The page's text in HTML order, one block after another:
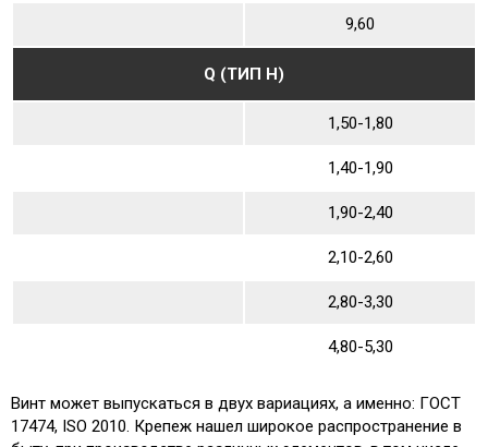
9,60
Q (ТИП Н)
1,50-1,80
1,40-1,90
1,90-2,40
2,10-2,60
2,80-3,30
4,80-5,30
Винт может выпускаться в двух вариациях, а именно: ГОСТ
17474, ISO 2010. Крепеж нашел широкое распространение в